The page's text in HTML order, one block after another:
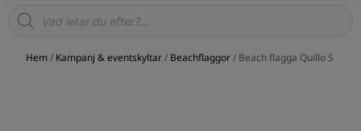
Products
search
Hem/ Kampanj & eventskyltar/ Beachflaggor/ Beach flagga Quillo S